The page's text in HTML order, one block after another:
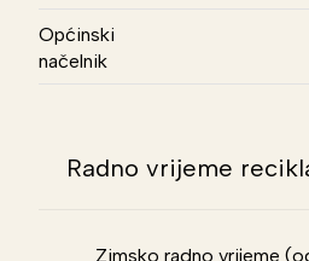
Općinski
načelnik
Radno vrijeme
Zimsko radno vrijeme